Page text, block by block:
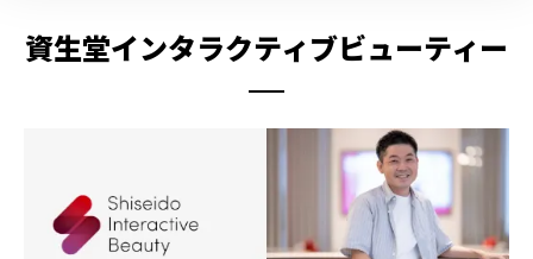
資生堂インタラクティブビューティー